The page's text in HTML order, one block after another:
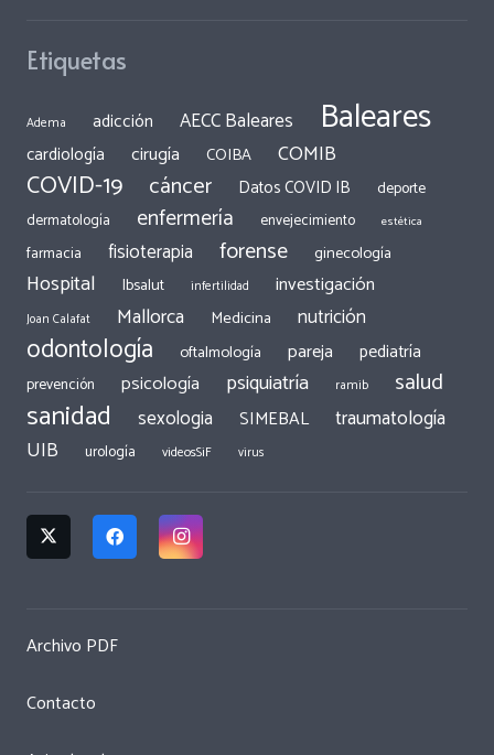
Etiquetas
Adema adicción AECC Baleares Baleares
cardiología cirugía COIBA COMIB
COVID-19 cáncer Datos COVID IB
deporte
dermatología
enfermería envejecimiento estética
farmacia fisioterapia forense ginecología
Hospital Ibsalut infertilidad investigación
Joan Calafat Mallorca Medicina nutrición
odontología oftalmología pareja pediatría
prevención psicología psiquiatría ramib salud
sanidad sexologia SIMEBAL traumatología
UIB urología videosSiF virus
Archivo PDF
Contacto